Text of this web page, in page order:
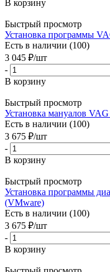
В корзину
Быстрый просмотр
Установка программы
Есть в наличии (100)
3 045 ₽/шт
-
В корзину
Быстрый просмотр
Установка мануалов
Есть в наличии (100)
3 675 ₽/шт
-
В корзину
Быстрый просмотр
Установка программы
(VMware)
Есть в наличии (100)
3 675 ₽/шт
-
В корзину